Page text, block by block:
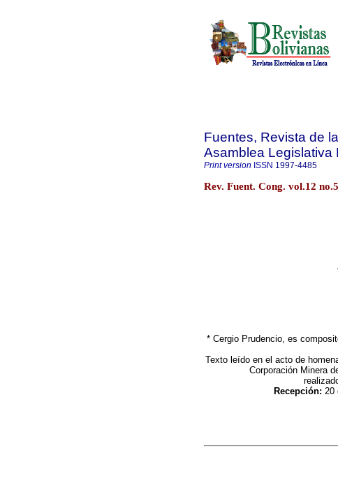
Fuentes, Revista de
Asamblea Legislativa
Print version ISSN 1997-4485
Rev. Fuent. Cong. vol.12
* Cergio Prudencio, es
Texto leído en el acto de
Corporación Minera
Recepción: 20